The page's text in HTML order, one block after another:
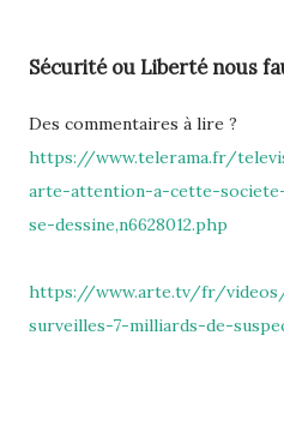
Sécurité ou Liberté nous
Des commentaires à lire ?
https://www.telerama.fr/
arte-attention-a-cette-
se-dessine,n6628012.php
https://www.arte.tv/fr/
surveilles-7-milliards-de-